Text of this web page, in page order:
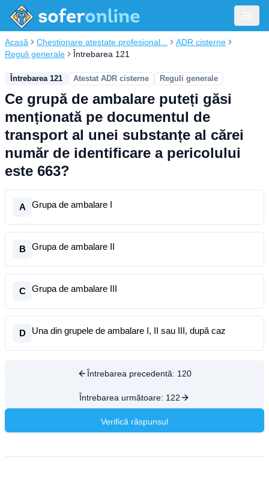
Acasă Chestionare atestate profesional...
ADR cisterne
Reguli generale
Întrebarea 121
Întrebarea 121 Atestat ADR cisterne Reguli generale
Ce grupă de ambalare puteți găsi
menționată pe documentul de
transport al unei substanțe al cărei
număr de identificare a pericolului
este 663?
A Grupa de ambalare I
B Grupa de ambalare II
C Grupa de ambalare III
D Una din grupele de ambalare I, II sau III, după caz
Întrebarea precedentă: 120
Întrebarea următoare: 122
Verifică răspunsul